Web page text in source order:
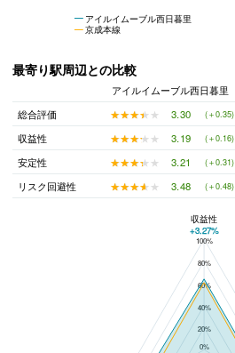
アイルイムーブル西日暮里
京成本線
最寄り駅周辺との比較
アイルイムーブル西日暮里
総合評価
★★★★★
★★★★★ 3.30 (＋0.35)
収益性
★★★★★
★★★★★ 3.19 (＋0.16)
安定性
★★★★★
★★★★★ 3.21 (＋0.31)
リスク回避性
★★★★★
★★★★★ 3.48 (＋0.48)
アイルイムーブル西日暮里と新三河島駅の平均値の総合評価の比較
100%
80%
60%
40%
20%
0%
収益性
+3.27%